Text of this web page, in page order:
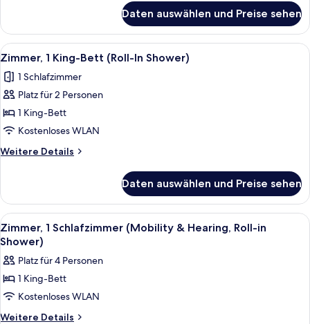
1 King-
Bett
und
Daten auswählen und Preise sehen
Alle
Fotos
für
Zimmer,
1 King-
Bett
(Roll-
In
anzeigen
Ein Hotelzimmer mit Bett,
6
Zimmer, 1 King-Bett (Roll-In Shower)
1 Schlafzimmer
Platz für 2 Personen
1 King-Bett
Kostenloses WLAN
Weitere Details
Weitere
1 King-
Bett
(Roll-
In
Daten auswählen und Preise sehen
Alle
Fotos
für
Zimmer,
1
Schlafzimmer
(Mobility
Ein Hotelzimmer mit Bett,
6
Zimmer, 1 Schlafzimmer (Mobility & Hearing, Roll-in
Shower)
Platz für 4 Personen
1 King-Bett
Kostenloses WLAN
Weitere Details
Weitere